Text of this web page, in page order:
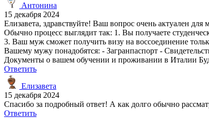
Антонина
15 декабря 2024
Елизавета, здравствуйте! Ваш вопрос очень актуален
Обычно процесс выглядит так: 1. Вы получаете
3. Ваш муж сможет получить визу на воссоединение
Вашему мужу понадобятся: - Загранпаспорт -
Документы о вашем обучении и проживании в Италии
Ответить
Елизавета
15 декабря 2024
Спасибо за подробный ответ! А как долго обычно
Ответить